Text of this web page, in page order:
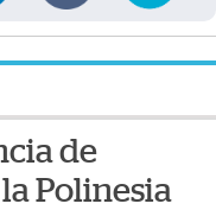
de
Polinesia